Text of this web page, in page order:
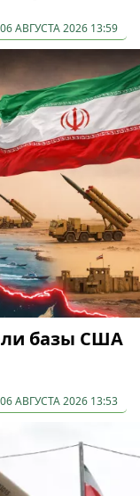
06 АВГУСТА 2026 13:59
базы США
06 АВГУСТА 2026 13:53